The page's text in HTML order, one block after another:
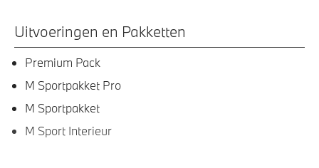
Uitvoeringen en Pakketten
Premium Pack
M Sportpakket Pro
M Sportpakket
M Sport Interieur